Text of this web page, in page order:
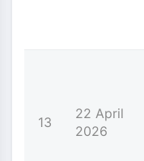
13
22 April
2026